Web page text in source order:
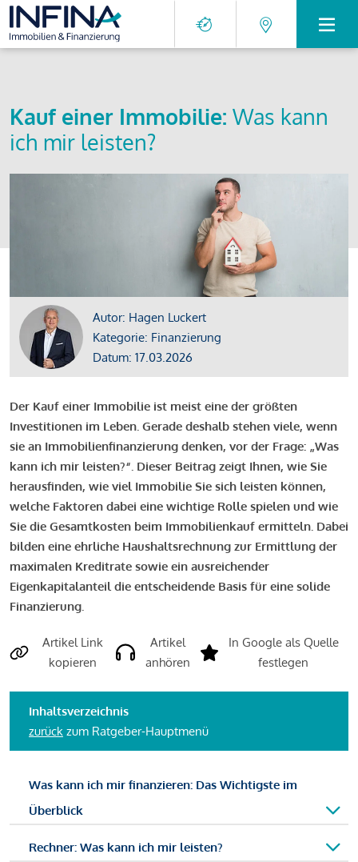
Kauf einer Immobilie: Was kann
ich mir leisten?
Autor: Hagen Luckert
Kategorie: Finanzierung
Datum: 17.03.2026
Der Kauf einer Immobilie ist meist eine der größten
Investitionen im Leben. Gerade deshalb stehen viele, wenn
sie an Immobilienfinanzierung denken, vor der Frage: „Was
kann ich mir leisten?“. Dieser Beitrag zeigt Ihnen, wie Sie
herausfinden, wie viel Immobilie Sie sich leisten können,
welche Faktoren dabei eine wichtige Rolle spielen und wie
Sie die Gesamtkosten beim Immobilienkauf ermitteln. Dabei
bilden eine ehrliche Haushaltsrechnung zur Ermittlung der
maximalen Kreditrate sowie ein ausreichender
Eigenkapitalanteil die entscheidende Basis für eine solide
Finanzierung.
Artikel Link
kopieren
Artikel
anhören
In Google als Quelle
festlegen
Inhaltsverzeichnis
zurück zum Ratgeber-Hauptmenü
Was kann ich mir finanzieren: Das Wichtigste im
Überblick
Rechner: Was kann ich mir leisten?